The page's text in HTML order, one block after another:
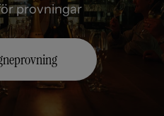
provningar